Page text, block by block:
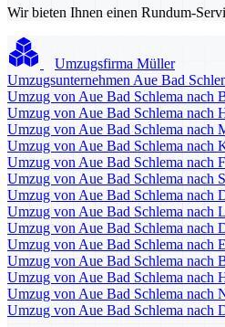
Wir bieten Ihnen einen Rundum-
Umzugsfirma Müller
Umzugsunternehmen Aue Bad
Umzug von Aue Bad Schlema nach
Umzug von Aue Bad Schlema nach
Umzug von Aue Bad Schlema nach
Umzug von Aue Bad Schlema nach
Umzug von Aue Bad Schlema nach
Umzug von Aue Bad Schlema nach
Umzug von Aue Bad Schlema nach
Umzug von Aue Bad Schlema nach
Umzug von Aue Bad Schlema nach
Umzug von Aue Bad Schlema nach
Umzug von Aue Bad Schlema nach
Umzug von Aue Bad Schlema nach
Umzug von Aue Bad Schlema nach
Umzug von Aue Bad Schlema nach